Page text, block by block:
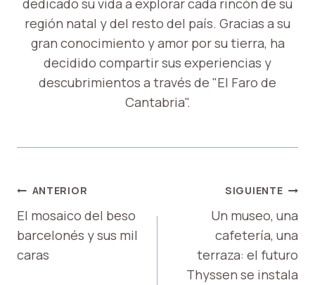
dedicado su vida a explorar cada rincón de su
región natal y del resto del país. Gracias a su
gran conocimiento y amor por su tierra, ha
decidido compartir sus experiencias y
descubrimientos a través de "El Faro de
Cantabria".
NAVEGACIÓN
DE
ENTRADAS
ANTERIOR
El mosaico del beso
barcelonés y sus mil
caras
SIGUIENTE
Un museo, una
cafetería, una
terraza: el futuro
Thyssen se instala